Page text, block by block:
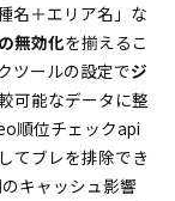
名＋エリア名」な
無効化を揃えるこ
ツールの設定でジ
可能なデータに整
順位チェックapi
してブレを排除でき
キャッシュ影響